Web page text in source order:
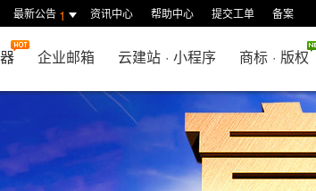
最新公告 1 资讯中心 帮助中心 提交工单 备案
企业邮箱 云建站 · 小程序 商标 · 版权